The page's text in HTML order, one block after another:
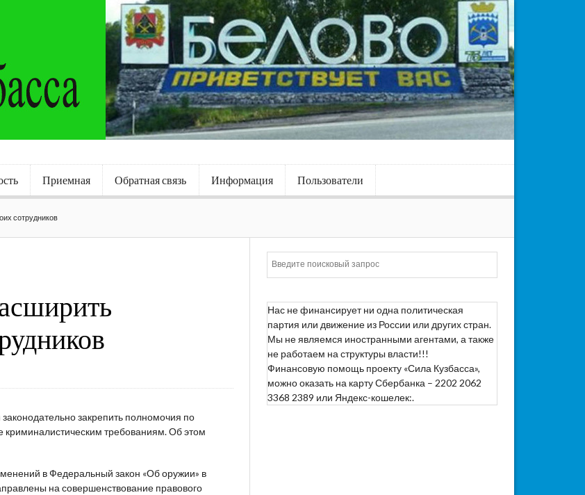
Приемная Обратная связь Информация Пользователи
сотрудников
закрепить полномочия по
криминалистическим требованиям. Об этом
в Федеральный закон «Об оружии» в
на совершенствование правового
Нас не финансирует ни одна политическая
партия или движение из России или других стран.
Мы не являемся иностранными агентами, а также
не работаем на структуры власти!!!
Финансовую помощь проекту «Сила Кузбасса»,
можно оказать на карту Сбербанка – 2202 2062
3368 2389 или Яндекс-кошелек:.